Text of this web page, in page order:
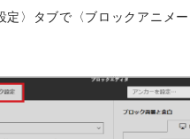
定〉タブで〈ブロックアニメ